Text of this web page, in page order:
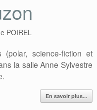
POIREL
science-fiction et
la salle Anne Sylvestre
En savoir plus...